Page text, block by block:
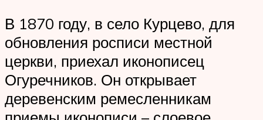
В 1870 году, в село Курцево, для
обновления росписи местной
церкви, приехал иконописец
Огуречников. Он открывает
деревенским ремесленникам